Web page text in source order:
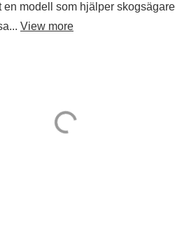
modell som hjälper
View more